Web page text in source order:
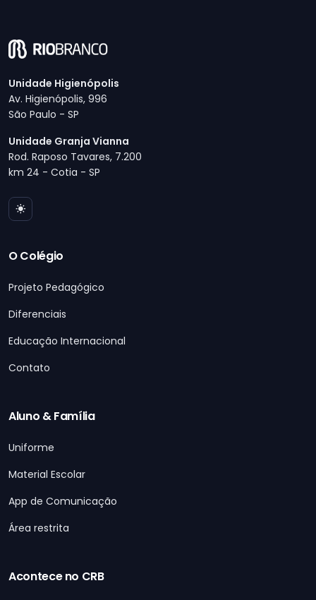
Unidade Higienópolis
Av. Higienópolis, 996
São Paulo - SP
Unidade Granja Vianna
Rod. Raposo Tavares, 7.200
km 24 - Cotia - SP
O Colégio
Projeto Pedagógico
Diferenciais
Educação Internacional
Contato
Aluno & Família
Uniforme
Material Escolar
App de Comunicação
Área restrita
Acontece no CRB